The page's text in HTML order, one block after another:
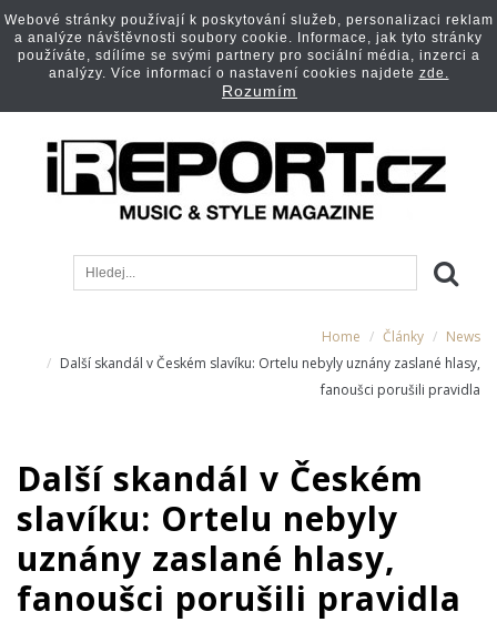
Home Články
News
Další skandál v Českém slavíku: Ortelu nebyly uznány zaslané hlasy,
fanoušci porušili pravidla
Další skandál v Českém
slavíku: Ortelu nebyly
uznány zaslané hlasy,
fanoušci porušili pravidla
Webové stránky používají k poskytování služeb, personalizaci reklam
a analýze návštěvnosti soubory cookie. Informace, jak tyto stránky
používáte, sdílíme se svými partnery pro sociální média, inzerci a
analýzy. Více informací o nastavení cookies najdete zde.
Rozumím